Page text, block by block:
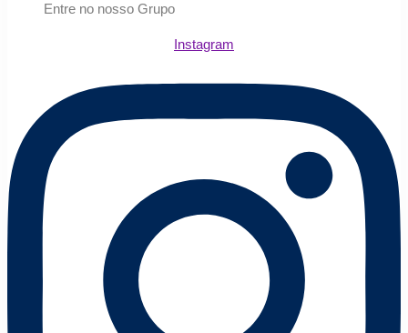
Entre no nosso Grupo
Instagram